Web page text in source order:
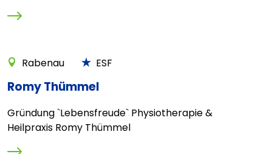
Rabenau ESF
Romy Thümmel
Gründung `Lebensfreude` Physiotherapie &
Heilpraxis Romy Thümmel